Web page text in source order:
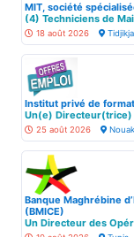
MIT, société
(4) Techniciens de
18 août 2026
Institut privé de
Un(e) Directeur(trice)
25 août 2026
Banque Maghrébine
(BMICE)